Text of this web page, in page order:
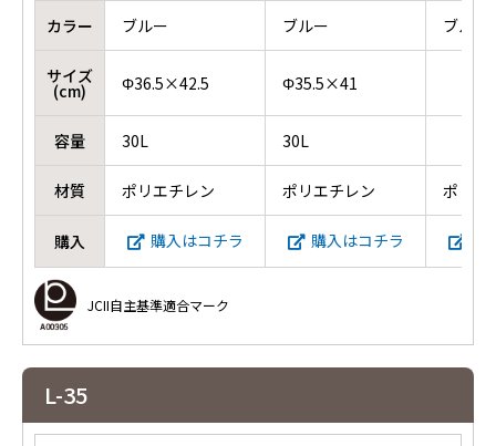
カラー ブルー ブルー ブルー
サイズ
(cm) Φ36.5×42.5 Φ35.5×41
容量 30L 30L
材質 ポリエチレン ポリエチレン ポリエ
購入 購入はコチラ 購入はコチラ
JCII自主基準適合マーク
L-35